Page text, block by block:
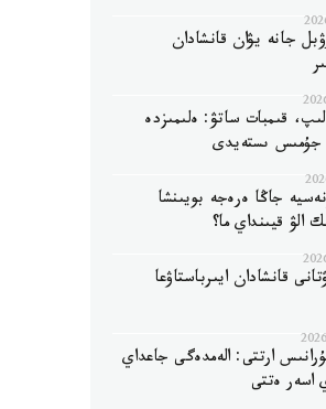
جانە يۋان قانشادان
قىمبات ساتۋ: ەلىمىزدە
جۇمىس ىستەيدى
جاڭا ەرەجە بويىنشا
الۋ قيىنداي ما؟
قانشادان ايىرباستاۋعا
ارتتى: الەمدەگى جاعداي
اسەر ەتتى